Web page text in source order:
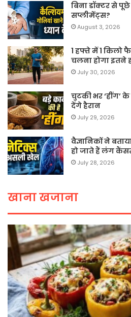
बिना डॉक्टर से
सप्लीमेंट्स?
August 3, 2026
1 हफ्ते में 1 किलो
चलना होगा इतने
July 30, 2026
चुटकी भर ‘हींग’
देंगे हैरान
July 29, 2026
वैज्ञानिकों ने
हो जाते हैं लंग
July 28, 2026
खाना खजाना